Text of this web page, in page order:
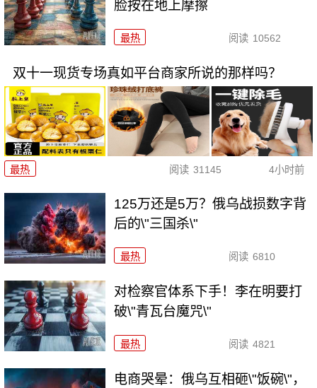
脸按在地上摩擦
最热 阅读 10562
双十一现货专场真如平台商家所说的那样吗？
最热 阅读 31145 4小时前
125万还是5万？俄乌战损数字背
后的\"三国杀\"
最热 阅读 6810
对检察官体系下手！李在明要打
破\"青瓦台魔咒\"
最热 阅读 4821
电商哭晕：俄乌互相砸\"饭碗\"，